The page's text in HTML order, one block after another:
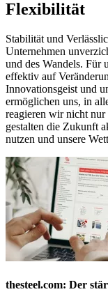
Flexibilität
Stabilität und
Unternehmen
und des Wandels. Für
effektiv auf
Innovationsgeist und
ermöglichen uns, in
reagieren wir nicht nur
gestalten die Zukunft
nutzen und unsere
thesteel.com: Der